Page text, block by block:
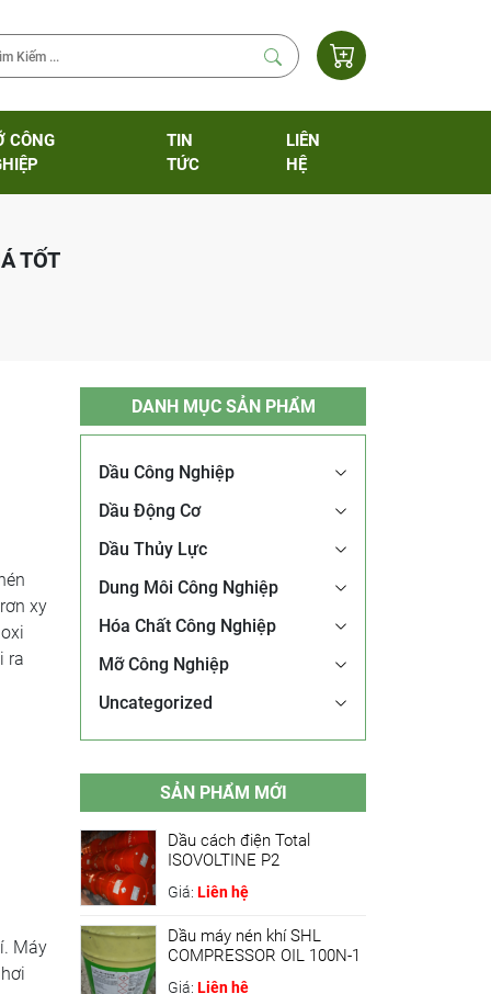
CÔNG
TIN
TỨC
LIÊN
HỆ
TỐT
xy
ra
Máy
DANH MỤC SẢN PHẨM
Dầu Công Nghiệp
Dầu Động Cơ
Dầu Thủy Lực
Dung Môi Công Nghiệp
Hóa Chất Công Nghiệp
Mỡ Công Nghiệp
Uncategorized
SẢN PHẨM MỚI
Dầu cách điện Total
ISOVOLTINE P2
Giá: Liên hệ
Dầu máy nén khí SHL
COMPRESSOR OIL 100N-1
Giá: Liên hệ